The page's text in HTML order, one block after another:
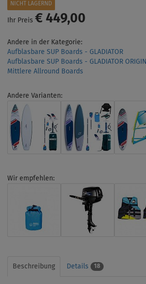
NICHT LAGERND
Ihr Preis € 449,00
Andere in der Kategorie:
Aufblasbare SUP Boards - GLADIATOR
Aufblasbare SUP Boards - GLADIATOR ORIGIN
Mittlere Allround Boards
Andere Varianten:
Wir empfehlen:
Beschreibung Details 18